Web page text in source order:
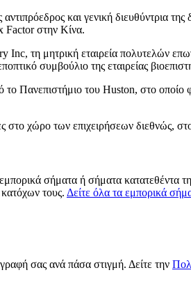
και γενική διευθύντρια
Factor στην Κίνα.
Inc, τη μητρική εταιρεία
συμβούλιο της εταιρείας
Πανεπιστήμιο του Huston, στο
στο χώρο των επιχειρήσεων διεθνώς,
σήματα ή σήματα κατατεθέντα
τους. Δείτε όλα τα εμπορικά
σας ανά πάσα στιγμή. Δείτε την